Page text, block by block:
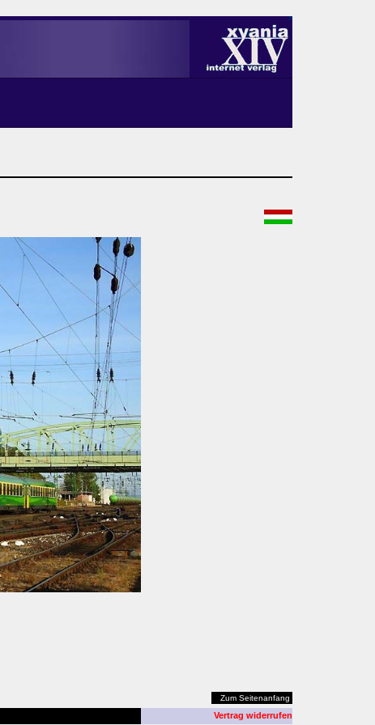
Zum Seitenanfang
Vertrag widerrufen